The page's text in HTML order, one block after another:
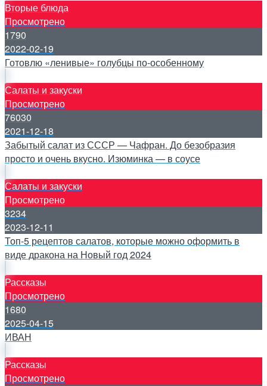
Вторые блюда
Просмотрено
1790
2022-02-19
Готовлю «ленивые» голубцы по-особенному
Салаты и закуски
Просмотрено
76030
2021-12-18
Забытый салат из СССР — Чафран. До безобразия
просто и очень вкусно. Изюминка — в соусе
Салаты и закуски
Просмотрено
3234
2023-12-11
Топ-5 рецептов салатов, которые можно оформить в
виде дракона на Новый год 2024
Рассказы
Просмотрено
1680
2025-04-15
ИВАН
Рассказы
Просмотрено